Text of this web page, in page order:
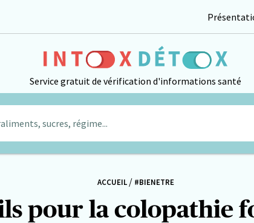
Service gratuit de vérification d'informations santé
sucres, régime...
ACCUEIL/ #BIENETRE
pour la colopathie